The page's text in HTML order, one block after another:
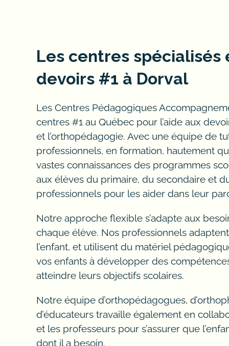
Psychologues,
cegep, professionnel,
Besoin d’aide aux devoirs ?
Les enseignants peuvent-ils faire
français ?
Pourquoi faire l’aide aux devoirs ?
L’aide aux devoirs permettront d’aider
L’aide aux études permet aux étudiants
scolaire permet d’aider les élèves. Les
baccalauréat en mathématique est
quelques heures d’accompagnement
devoirs avec votre enfant. Nos services de
des stratégies d’apprentissage utilisées.
enseignant, prix, éducateurs.
Les centres spécialisés
devoirs #1 à Dorval
Les Centres Pédagogiques
centres #1 au Québec pour l’aide aux
et l’orthopédagogie. Avec une équipe de
professionnels, en formation, hautement
vastes connaissances des programmes
aux élèves du primaire, du secondaire et
professionnels pour les aider dans leur
Notre approche flexible s’adapte aux
chaque élève. Nos professionnels
l’enfant, et utilisent du matériel
vos enfants à développer des
atteindre leurs objectifs scolaires.
Notre équipe d’orthopédagogues,
d’éducateurs travaille également en
et les professeurs pour s’assurer que
dont il a besoin.